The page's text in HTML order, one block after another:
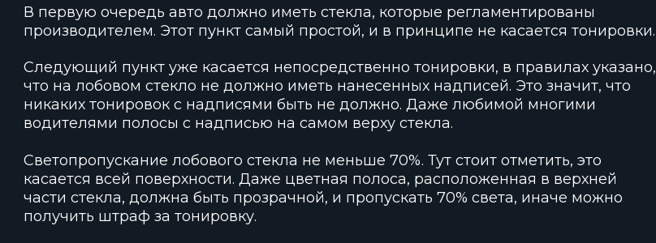
В первую очередь авто должно иметь стекла, которые регламентированы
производителем. Этот пункт самый простой, и в принципе не касается тонировки.
Следующий пункт уже касается непосредственно тонировки, в правилах указано,
что на лобовом стекло не должно иметь нанесенных надписей. Это значит, что
никаких тонировок с надписями быть не должно. Даже любимой многими
водителями полосы с надписью на самом верху стекла.
Светопропускание лобового стекла не меньше 70%. Тут стоит отметить, это
касается всей поверхности. Даже цветная полоса, расположенная в верхней
части стекла, должна быть прозрачной, и пропускать 70% света, иначе можно
получить штраф за тонировку.